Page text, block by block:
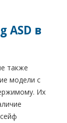
ASD в
также
модели с
Их